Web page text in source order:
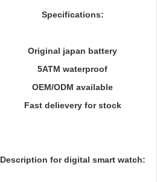
Specifications:
Original japan battery
5ATM waterproof
OEM/ODM available
Fast delievery for stock
Description for digital smart watch: